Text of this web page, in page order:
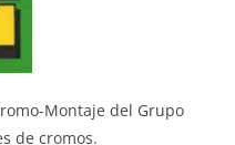
Montaje del Grupo
de cromos.